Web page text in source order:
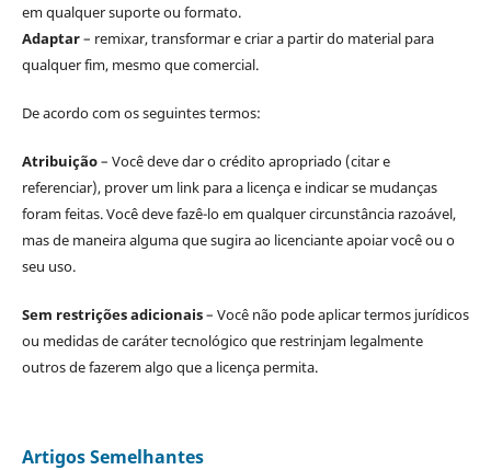
em qualquer suporte ou formato.
Adaptar– remixar, transformar e criar a partir do material para
qualquer fim, mesmo que comercial.
De acordo com os seguintes termos:
Atribuição– Você deve dar o crédito apropriado (citar e
referenciar), prover um link para a licença e indicar se mudanças
foram feitas. Você deve fazê-lo em qualquer circunstância razoável,
mas de maneira alguma que sugira ao licenciante apoiar você ou o
seu uso.
Sem restrições adicionais– Você não pode aplicar termos jurídicos
ou medidas de caráter tecnológico que restrinjam legalmente
outros de fazerem algo que a licença permita.
Artigos Semelhantes